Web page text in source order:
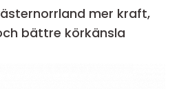
mer kraft,
bättre körkänsla